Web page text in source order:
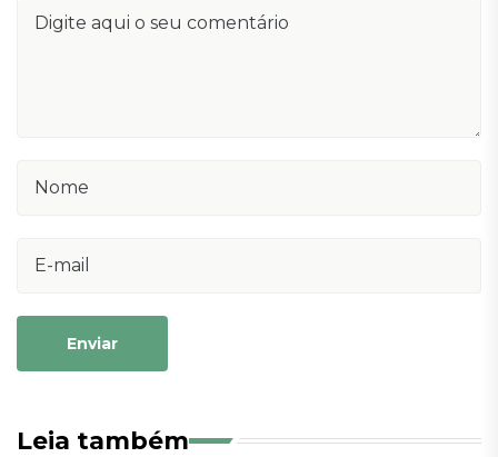
Enviar
Leia também